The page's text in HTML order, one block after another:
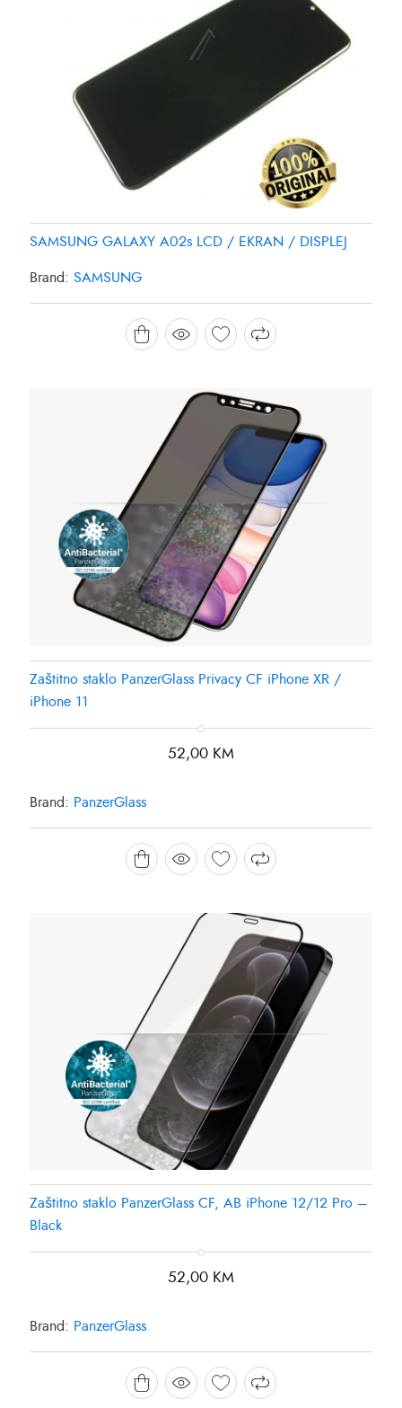
SAMSUNG GALAXY A02s LCD / EKRAN / DISPLEJ
Brand: SAMSUNG
Zaštitno staklo PanzerGlass Privacy CF iPhone XR /
iPhone 11
52,00 KM
Brand: PanzerGlass
Zaštitno staklo PanzerGlass CF, AB iPhone 12/12 Pro –
Black
52,00 KM
Brand: PanzerGlass